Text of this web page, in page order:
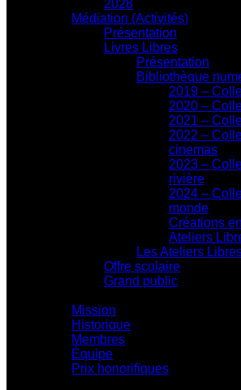
2028
Médiation (Activités)
Présentation
Livres Libres
Présentation
Bibliothèque
2019 –
2020 –
2021 –
2022 –
cinemas
2023 –
rivière
2024 –
monde
Créations
Ateliers
Les Ateliers
Offre scolaire
Grand public
Mission
Historique
Membres
Équipe
Prix honorifiques